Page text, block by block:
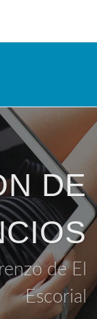
El
DE
de El
Escorial